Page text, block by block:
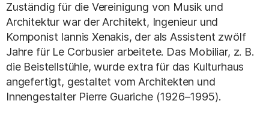
Zuständig für die Vereinigung von Musik und
Architektur war der Architekt, Ingenieur und
Komponist Iannis Xenakis, der als Assistent zwölf
Jahre für Le Corbusier arbeitete. Das Mobiliar, z. B.
die Beistellstühle, wurde extra für das Kulturhaus
angefertigt, gestaltet vom Architekten und
Innengestalter Pierre Guariche (1926–1995).